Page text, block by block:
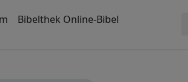
Bibelthek Online-Bibel